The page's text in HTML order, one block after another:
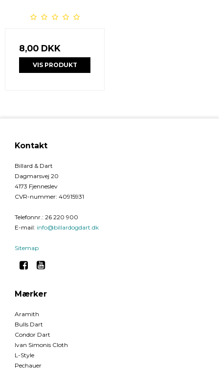
8,00 DKK
VIS PRODUKT
Kontakt
Billard & Dart
Dagmarsvej 20
4173 Fjenneslev
CVR-nummer: 40915931
Telefonnr.: 26 220 900
E-mail: info@billardogdart.dk
Sitemap
Mærker
Aramith
Bulls Dart
Condor Dart
Ivan Simonis Cloth
L-Style
Pechauer